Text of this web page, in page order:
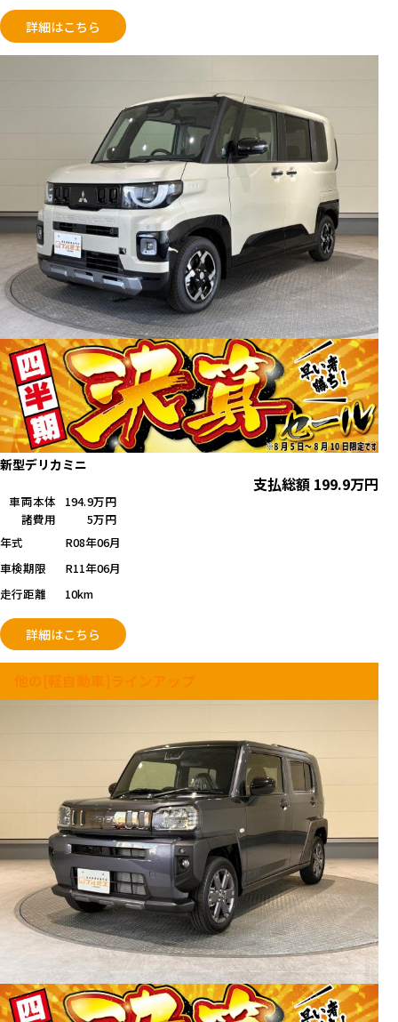
詳細はこちら
新型デリカミニ
支払総額 199.9万円
車両本体
194.9万円
諸費用
5万円
年式
R08年06月
車検期限
R11年06月
走行距離
10km
詳細はこちら